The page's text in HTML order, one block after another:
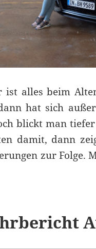
ist alles beim
hat sich
blickt man
damit, dann
zur Folge.